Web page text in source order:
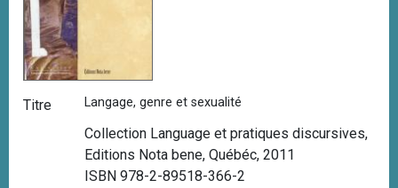
Titre Langage, genre et sexualité
Collection Language et pratiques discursives,
Editions Nota bene, Québéc, 2011
ISBN 978-2-89518-366-2